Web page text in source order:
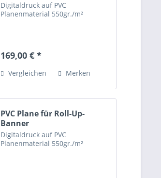
Digitaldruck auf PVC
Planenmaterial 550gr./m²
169,00 € *
Vergleichen Merken
PVC Plane für Roll-Up-
Banner
Digitaldruck auf PVC
Planenmaterial 550gr./m²